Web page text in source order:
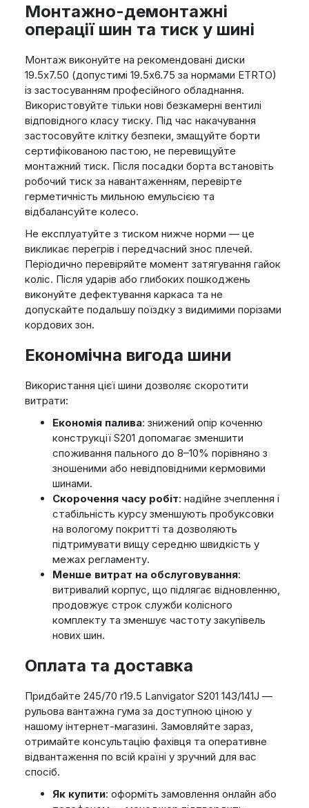
Монтажно-демонтажні
операції шин та тиск у шині
Монтаж виконуйте на рекомендовані диски
19.5x7.50 (допустимі 19.5x6.75 за нормами ETRTO)
із застосуванням професійного обладнання.
Використовуйте тільки нові безкамерні вентилі
відповідного класу тиску. Під час накачування
застосовуйте клітку безпеки, змащуйте борти
сертифікованою пастою, не перевищуйте
монтажний тиск. Після посадки борта встановіть
робочий тиск за навантаженням, перевірте
герметичність мильною емульсією та
відбалансуйте колесо.
Не експлуатуйте з тиском нижче норми — це
викликає перегрів і передчасний знос плечей.
Періодично перевіряйте момент затягування гайок
коліс. Після ударів або глибоких пошкоджень
виконуйте дефектування каркаса та не
допускайте подальшу поїздку з видимими порізами
кордових зон.
Економічна вигода шини
Використання цієї шини дозволяє скоротити
витрати:
Економія палива: знижений опір коченню
конструкції S201 допомагає зменшити
споживання пального до 8–10% порівняно з
зношеними або невідповідними кермовими
шинами.
Скорочення часу робіт: надійне зчеплення і
стабільність курсу зменшують пробуксовки
на вологому покритті та дозволяють
підтримувати вищу середню швидкість у
межах регламенту.
Менше витрат на обслуговування:
витривалий корпус, що підлягає відновленню,
продовжує строк служби колісного
комплекту та зменшує частоту закупівель
нових шин.
Оплата та доставка
Придбайте 245/70 r19.5 Lanvigator S201 143/141J —
рульова вантажна гума за доступною ціною у
нашому інтернет-магазині. Замовляйте зараз,
отримайте консультацію фахівця та оперативне
відвантаження по всій країні у зручний для вас
спосіб.
Як купити: оформіть замовлення онлайн або